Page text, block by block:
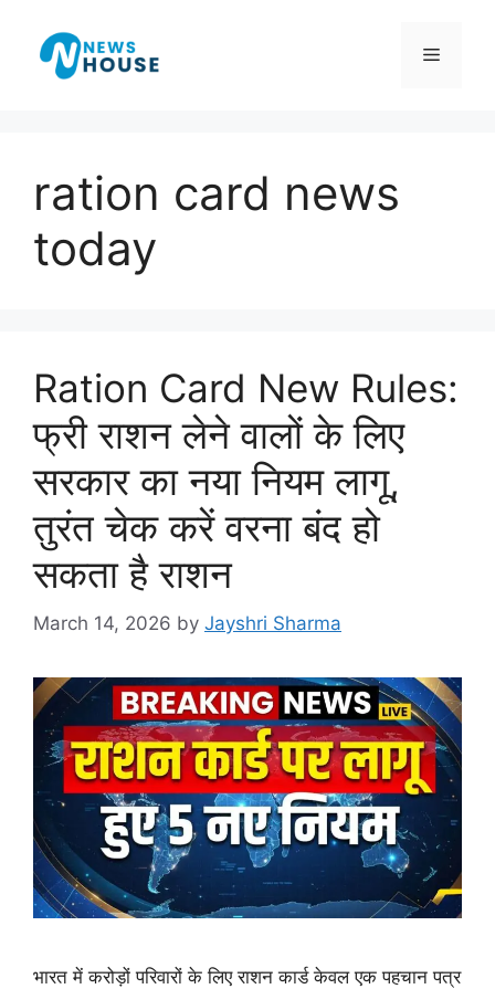
content
Menu
ration card news
today
Ration Card New Rules:
फ्री राशन लेने वालों के लिए
सरकार का नया नियम लागू,
तुरंत चेक करें वरना बंद हो
सकता है राशन
March 14, 2026 by Jayshri Sharma
भारत में करोड़ों परिवारों के लिए राशन कार्ड केवल एक पहचान पत्र